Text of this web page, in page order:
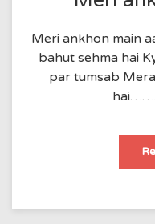
Meri ankhon main
bahut sehma hai
par tumsab